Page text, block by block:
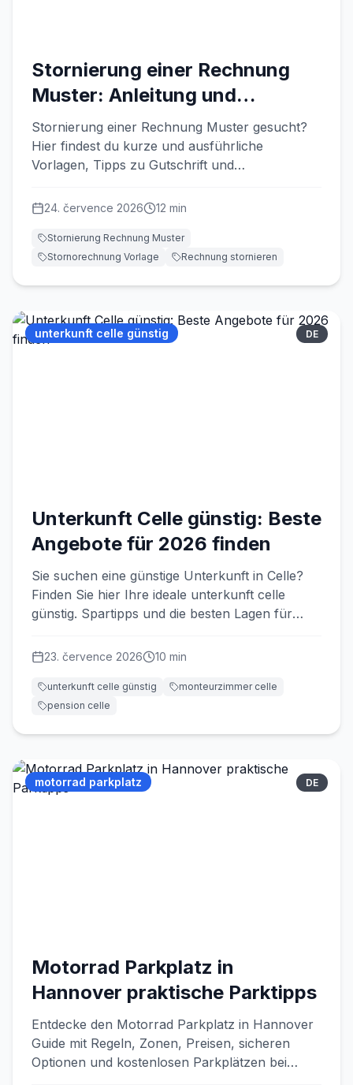
Stornierung einer Rechnung
Muster: Anleitung und
Vorlagen
Stornierung einer Rechnung Muster gesucht?
Hier findest du kurze und ausführliche
Vorlagen, Tipps zu Gutschrift und
24. července 2026 12 min
Stornierung Rechnung Muster
Stornorechnung Vorlage
Rechnung stornieren
unterkunft celle günstig DE
Unterkunft Celle günstig: Beste
Angebote für 2026 finden
Sie suchen eine günstige Unterkunft in Celle?
Finden Sie hier Ihre ideale unterkunft celle
günstig. Spartipps und die besten Lagen für
23. července 2026 10 min
unterkunft celle günstig
monteurzimmer celle
pension celle
motorrad parkplatz DE
Motorrad Parkplatz in
Hannover praktische Parktipps
Entdecke den Motorrad Parkplatz in Hannover
Guide mit Regeln, Zonen, Preisen, sicheren
Optionen und kostenlosen Parkplätzen bei